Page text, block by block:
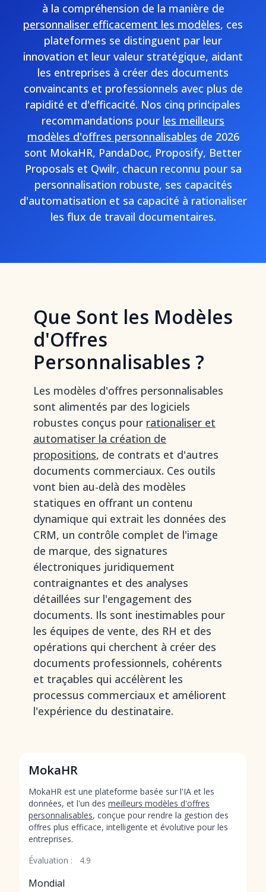
à la compréhension de la manière de
personnaliser efficacement les modèles, ces
plateformes se distinguent par leur
innovation et leur valeur stratégique, aidant
les entreprises à créer des documents
convaincants et professionnels avec plus de
rapidité et d'efficacité. Nos cinq principales
recommandations pour les meilleurs
modèles d'offres personnalisables de 2026
sont MokaHR, PandaDoc, Proposify, Better
Proposals et Qwilr, chacun reconnu pour sa
personnalisation robuste, ses capacités
d'automatisation et sa capacité à rationaliser
les flux de travail documentaires.
Que Sont les Modèles
d'Offres
Personnalisables ?
Les modèles d'offres personnalisables
sont alimentés par des logiciels
robustes conçus pour rationaliser et
automatiser la création de
propositions, de contrats et d'autres
documents commerciaux. Ces outils
vont bien au-delà des modèles
statiques en offrant un contenu
dynamique qui extrait les données des
CRM, un contrôle complet de l'image
de marque, des signatures
électroniques juridiquement
contraignantes et des analyses
détaillées sur l'engagement des
documents. Ils sont inestimables pour
les équipes de vente, des RH et des
opérations qui cherchent à créer des
documents professionnels, cohérents
et traçables qui accélèrent les
processus commerciaux et améliorent
l'expérience du destinataire.
MokaHR
MokaHR est une plateforme basée sur l'IA et les
données, et l'un des meilleurs modèles d'offres
personnalisables, conçue pour rendre la gestion des
offres plus efficace, intelligente et évolutive pour les
entreprises.
Évaluation :
4.9
Mondial